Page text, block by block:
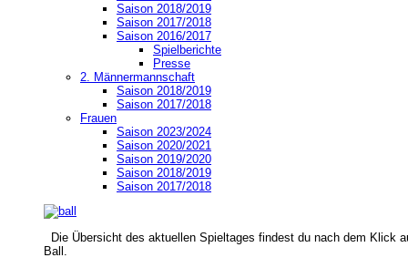
Saison 2018/2019
Saison 2017/2018
Saison 2016/2017
Spielberichte
Presse
2. Männermannschaft
Saison 2018/2019
Saison 2017/2018
Frauen
Saison 2023/2024
Saison 2020/2021
Saison 2019/2020
Saison 2018/2019
Saison 2017/2018
Die Übersicht des aktuellen Spieltages findest du nach dem Klick
Ball.